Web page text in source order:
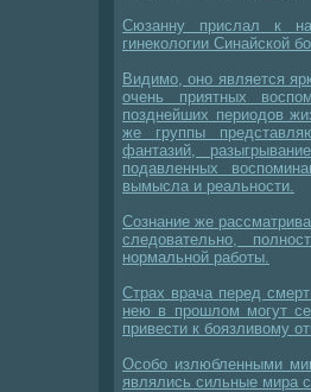
Сюзанну прислал к
гинекологии Синайской
Видимо, оно является
очень приятных
позднейших периодов
же группы
фантазий,
подавленных
вымысла и реальности.
Сознание же
следовательно,
нормальной работы.
Страх врача перед
нею в прошлом могут
привести к боязливому
Особо излюбленными
являлись сильные мира